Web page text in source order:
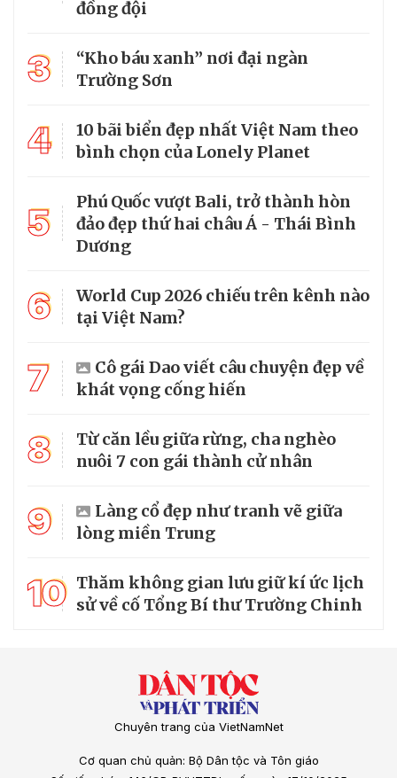
đồng đội
3
“Kho báu xanh” nơi đại ngàn
Trường Sơn
4
10 bãi biển đẹp nhất Việt Nam theo
bình chọn của Lonely Planet
5
Phú Quốc vượt Bali, trở thành hòn
đảo đẹp thứ hai châu Á - Thái Bình
Dương
6
World Cup 2026 chiếu trên kênh nào
tại Việt Nam?
7
Cô gái Dao viết câu chuyện đẹp về
khát vọng cống hiến
8
Từ căn lều giữa rừng, cha nghèo
nuôi 7 con gái thành cử nhân
9
Làng cổ đẹp như tranh vẽ giữa
lòng miền Trung
10 Thăm không gian lưu giữ kí ức lịch
sử về cố Tổng Bí thư Trường Chinh
Chuyên trang của VietNamNet
Cơ quan chủ quản: Bộ Dân tộc và Tôn giáo